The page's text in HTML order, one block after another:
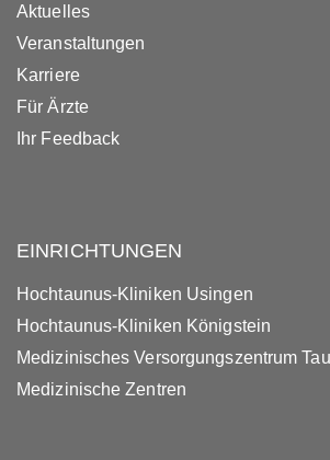
Aktuelles
Veranstaltungen
Karriere
Für Ärzte
Ihr Feedback
EINRICHTUNGEN
Hochtaunus-Kliniken Usingen
Hochtaunus-Kliniken Königstein
Medizinisches Versorgungszentrum
Medizinische Zentren